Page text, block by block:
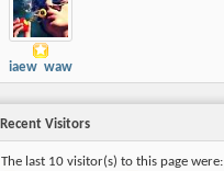
jaew_waw
Recent Visitors
The last 10 visitor(s) to this page were: